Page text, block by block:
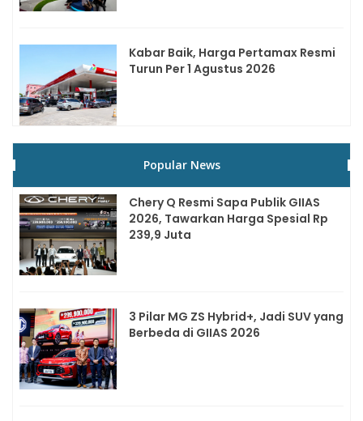
Kabar Baik, Harga Pertamax Resmi
Turun Per 1 Agustus 2026
Popular News
Chery Q Resmi Sapa Publik GIIAS
2026, Tawarkan Harga Spesial Rp
239,9 Juta
3 Pilar MG ZS Hybrid+, Jadi SUV yang
Berbeda di GIIAS 2026